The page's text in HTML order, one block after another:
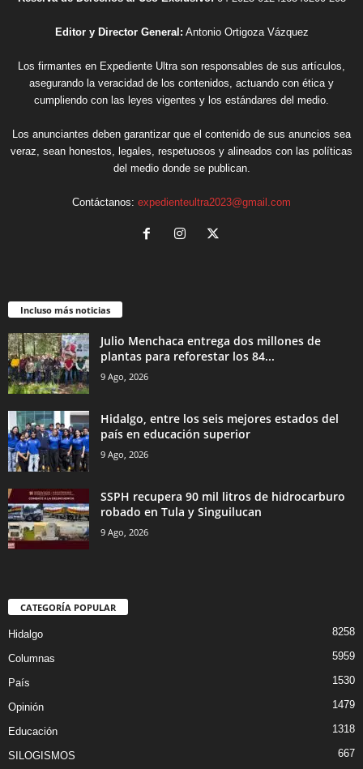
Editor y Director General: Antonio Ortigoza Vázquez
Los firmantes en Expediente Ultra son responsables de sus artículos,
asegurando la veracidad de los contenidos, actuando con ética y
cumpliendo con las leyes vigentes y los estándares del medio.
Los anunciantes deben garantizar que el contenido de sus anuncios sea
veraz, sean honestos, legales, respetuosos y alineados con las políticas
del medio donde se publican.
Contáctanos: expedienteultra2023@gmail.com
Incluso más noticias
Julio Menchaca entrega dos millones de
plantas para reforestar los 84...
9 Ago, 2026
Hidalgo, entre los seis mejores estados del
país en educación superior
9 Ago, 2026
SSPH recupera 90 mil litros de hidrocarburo
robado en Tula y Singuilucan
9 Ago, 2026
CATEGORÍA POPULAR
Hidalgo 8258
Columnas 5959
País 1530
Opinión 1479
Educación 1318
SILOGISMOS 667